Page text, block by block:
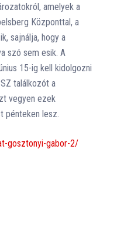
amelyek a
Központtal, a
sajnálja, hogy a
szó sem esik. A
15-ig kell kidolgozni
találkozót a
vegyen ezek
pénteken lesz.
gosztonyi-gabor-2/